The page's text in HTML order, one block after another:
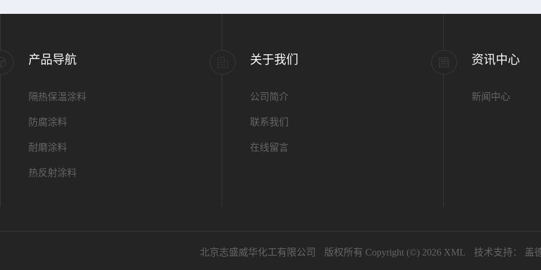
产品导航
隔热保温涂料
防腐涂料
耐磨涂料
热反射涂料
关于我们
公司简介
联系我们
在线留言
资讯中心
新闻中心
北京志盛威华化工有限公司 版权所有 Copyright (©) 2026 XML 技术支持： 盖